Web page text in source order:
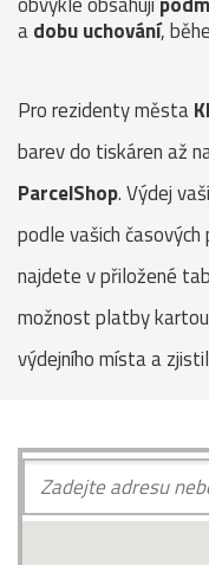
adobu uchování,
Pro rezidenty města
barev do tiskáren až
ParcelShop. Výdej
podle vašich
najdete v přiložené
možnost platby
výdejního místa a